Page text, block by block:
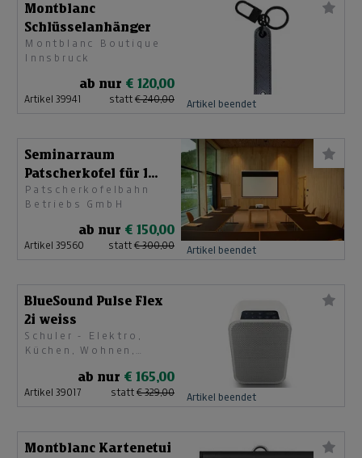
Montblanc
Schlüsselanhänger
Montblanc Boutique
Innsbruck
ab nur € 120,00
Artikel 39941 statt € 240,00 Artikel beendet
Seminarraum
Patscherkofel für 1
Tag
Patscherkofelbahn
Betriebs GmbH
ab nur € 150,00
Artikel 39560 statt € 300,00 Artikel beendet
BlueSound Pulse Flex
2i weiss
Schuler - Elektro,
Küchen, Wohnen,
& Sonnenschutz
ab nur € 165,00
Artikel 39017 statt € 329,00 Artikel beendet
Montblanc Kartenetui